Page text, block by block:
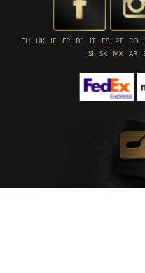
EU UK IE FR BE IT ES PT RO
SI
SK MX AR